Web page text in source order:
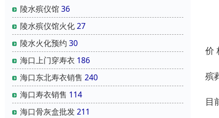
陵水殡仪馆36
陵水殡仪馆火化27
陵水火化预约 30
海口上门穿寿衣 186
海口东北寿衣销售 240
海口寿衣销售 114
海口骨灰盒批发211
价
殡
目